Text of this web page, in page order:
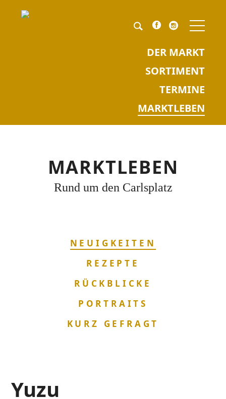
DER MARKT
SORTIMENT
TERMINE
MARKTLEBEN
Pflichtfeld
Keyword *
MARKTLEBEN
Rund um den Carlsplatz
NAVIGATION
ÜBERSPRINGEN
NEUIGKEITEN
REZEPTE
RÜCKBLICKE
PORTRAITS
KURZ GEFRAGT
Yuzu